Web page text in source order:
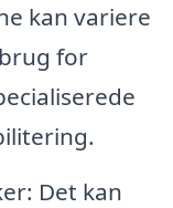
kan variere
for
Det kan